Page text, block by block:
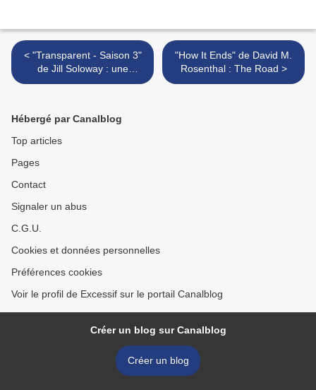
< "Transparent - Saison 3"
de Jill Soloway : une
indéniable déception
"How It Ends" de David M.
Rosenthal : The Road >
Hébergé par Canalblog
Top articles
Pages
Contact
Signaler un abus
C.G.U.
Cookies et données personnelles
Préférences cookies
Voir le profil de Excessif sur le portail Canalblog
Créer un blog sur Canalblog
Créer un blog